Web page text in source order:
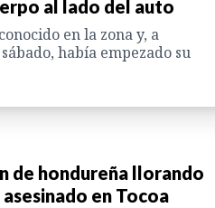
al lado del auto
en la zona y, a
había empezado su
de hondureña llorando
en Tocoa